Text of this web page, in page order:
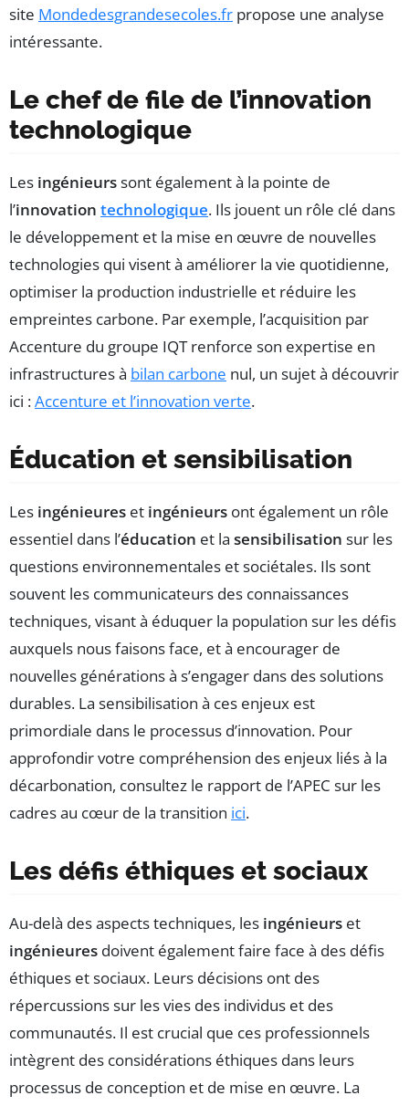
site Mondedesgrandesecoles.fr propose une analyse
intéressante.
Le chef de file de l’innovation
technologique
Les ingénieurssont également à la pointe de
l’innovation technologique. Ils jouent un rôle clé dans
le développement et la mise en œuvre de nouvelles
technologies qui visent à améliorer la vie quotidienne,
optimiser la production industrielle et réduire les
empreintes carbone. Par exemple, l’acquisition par
Accenture du groupe IQT renforce son expertise en
infrastructures à bilan carbone nul, un sujet à découvrir
ici :Accenture et l’innovation verte.
Éducation et sensibilisation
Les ingénieures et ingénieurs ont également un rôle
essentiel dans l’éducation et la sensibilisation sur les
questions environnementales et sociétales. Ils sont
souvent les communicateurs des connaissances
techniques, visant à éduquer la population sur les défis
auxquels nous faisons face, et à encourager de
nouvelles générations à s’engager dans des solutions
durables. La sensibilisation à ces enjeux est
primordiale dans le processus d’innovation. Pour
approfondir votre compréhension des enjeux liés à la
décarbonation, consultez le rapport de l’APEC sur les
cadres au cœur de la transition ici.
Les défis éthiques et sociaux
Au-delà des aspects techniques, les ingénieurs et
ingénieures doivent également faire face à des défis
éthiques et sociaux. Leurs décisions ont des
répercussions sur les vies des individus et des
communautés. Il est crucial que ces professionnels
intègrent des considérations éthiques dans leurs
processus de conception et de mise en œuvre. La